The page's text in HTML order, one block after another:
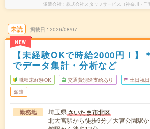
派遣会社 株式会社スタッフサービス（神奈川・千
未読
NEW
掲載日 2026/08/07
【未経験OKで時給2000円！】
でデータ集計・分析など
職種未経験OK 交通費別途支給あり 土日祝
派遣
勤務地 埼玉県さいたま市北区
北大宮駅から徒歩9分／大宮公園駅